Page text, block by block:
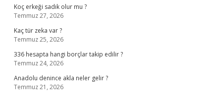
Koç erkeği sadık olur mu ?
Temmuz 27, 2026
Kaç tür zeka var ?
Temmuz 25, 2026
336 hesapta hangi borçlar takip edilir ?
Temmuz 24, 2026
Anadolu denince akla neler gelir ?
Temmuz 21, 2026